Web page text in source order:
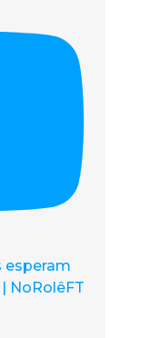
esperam
NoRolêFT